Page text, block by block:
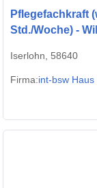
Pflegefachkraft
Std./Woche) -
Iserlohn, 58640
Firma:int-bsw Haus